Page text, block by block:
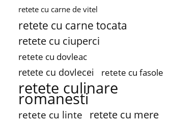
retete cu carne de vitel
retete cu carne tocata
retete cu ciuperci
retete cu dovleac
retete cu dovlecei retete cu fasole
retete culinare
romanesti
retete cu linte retete cu mere